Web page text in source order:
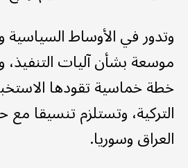
وتدور في الأوساط السياسية
موسعة بشأن آليات
خطة خماسية تقودها
التركية، وتستلزم تنسيقا
العراق وسوريا.